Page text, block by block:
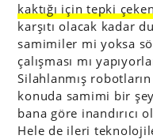
kaktığı için tepki çeken
karşıtı olacak kadar
samimiler mi yoksa
çalışması mı
Silahlanmış
konuda samimi bir
bana göre inandırıcı
Hele de ileri